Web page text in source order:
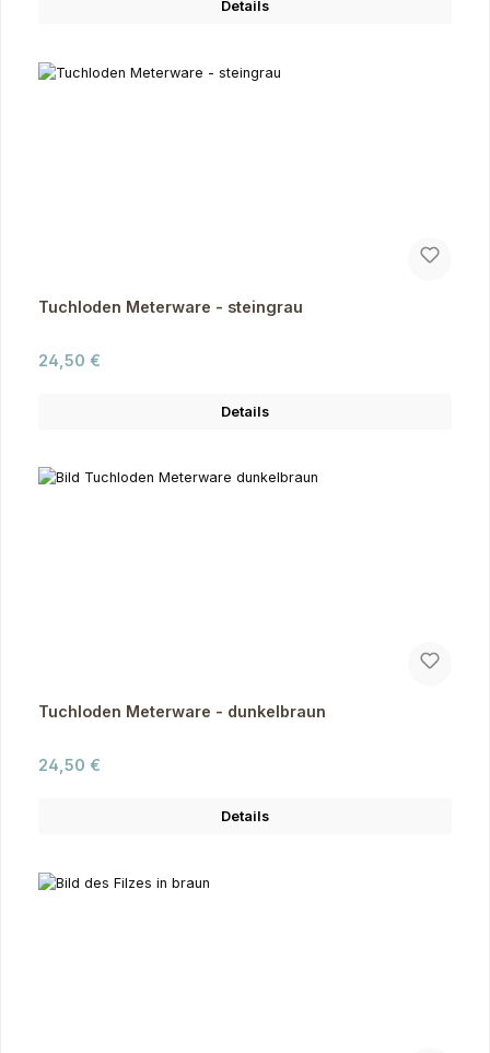
Details
Tuchloden Meterware - steingrau
Regulärer Preis:
24,50 €
Details
Tuchloden Meterware - dunkelbraun
Regulärer Preis:
24,50 €
Details